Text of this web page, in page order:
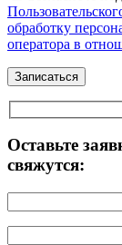
обработку
оператора в
Оставьте
свяжутся: